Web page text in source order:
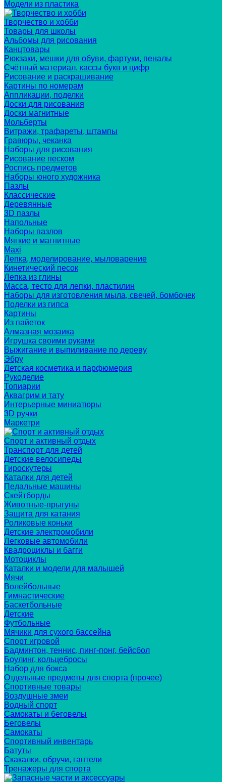
Модели из пластика
Творчество и хобби
Товары для школы
Альбомы для рисования
Канцтовары
Рюкзаки, мешки для обуви, фартуки, пеналы
Счётный материал, кассы букв и цифр
Рисование и раскрашивание
Картины по номерам
Аппликации, поделки
Доски для рисования
Доски магнитные
Мольберты
Витражи, трафареты, штампы
Гравюры, чеканка
Наборы для рисования
Рисование песком
Роспись предметов
Наборы юного художника
Пазлы
Классические
Деревянные
3D пазлы
Напольные
Наборы пазлов
Мягкие и магнитные
Maxi
Лепка, моделирование, мыловарение
Кинетический песок
Лепка из глины
Масса, тесто для лепки, пластилин
Наборы для изготовления мыла, свечей, бомбочек
Поделки из гипса
Картины
Из пайеток
Алмазная мозаика
Игрушка своими руками
Выжигание и выпиливание по дереву
Эбру
Детская косметика и парфюмерия
Рукоделие
Топиарии
Аквагрим и тату
Интерьерные миниатюры
3D ручки
Маркетри
Спорт и активный отдых
Транспорт для детей
Детские велосипеды
Гироскутеры
Каталки для детей
Педальные машины
Скейтборды
Животные-прыгуны
Защита для катания
Роликовые коньки
Детские электромобили
Легковые автомобили
Квадроциклы и багги
Мотоциклы
Каталки и модели для малышей
Мячи
Волейбольные
Гимнастические
Баскетбольные
Детские
Футбольные
Мячики для сухого бассейна
Спорт игровой
Бадминтон, теннис, пинг-понг, бейсбол
Боулинг, кольцебросы
Набор для бокса
Отдельные предметы для спорта (прочее)
Спортивные товары
Воздушные змеи
Водный спорт
Самокаты и беговелы
Беговелы
Самокаты
Спортивный инвентарь
Батуты
Скакалки, обручи, гантели
Тренажеры для спорта